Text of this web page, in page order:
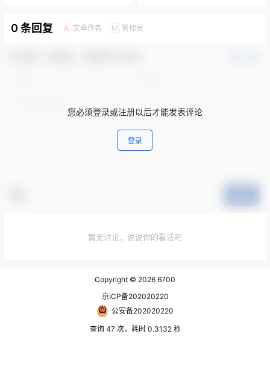
0 条回复 A 文章作者 M 管理员
您必须登录或注册以后才能发表评论
登录
暂无讨论，说说你的看法吧
Copyright © 2026 6700
京ICP备202020220
公安备202020220
查询 47 次，耗时 0.3132 秒